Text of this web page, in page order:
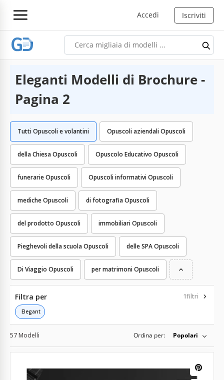
Accedi Iscriviti
Eleganti Modelli di Brochure -
Pagina 2
Tutti Opuscoli e volantini Opuscoli aziendali Opuscoli
della Chiesa Opuscoli Opuscolo Educativo Opuscoli
funerarie Opuscoli Opuscoli informativi Opuscoli
mediche Opuscoli di fotografia Opuscoli
del prodotto Opuscoli immobiliari Opuscoli
Pieghevoli della scuola Opuscoli delle SPA Opuscoli
Di Viaggio Opuscoli per matrimoni Opuscoli
Filtra per 1filtri
Elegant
57 Modelli Ordina per: Popolari